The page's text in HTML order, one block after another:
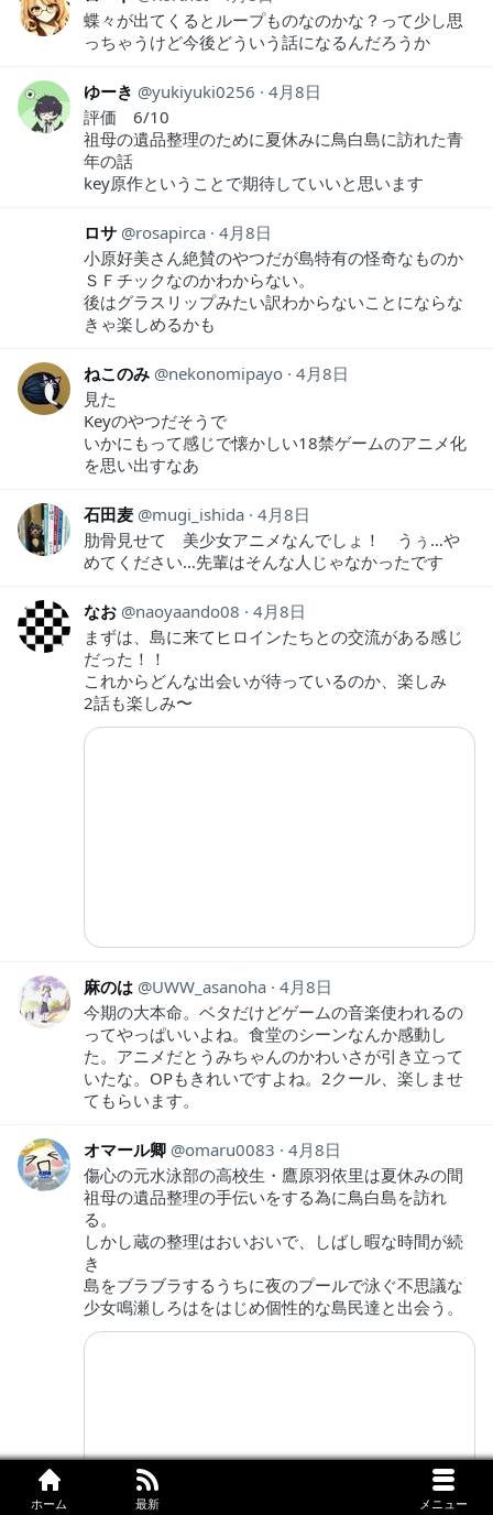
ホーム 最新 メニュー
蝶々が出てくるとループものなのかな？って少し思
っちゃうけど今後どういう話になるんだろうか
ゆーき yukiyuki0256
4月8日
評価 6/10
祖母の遺品整理のために夏休みに鳥白島に訪れた青
年の話
key原作ということで期待していいと思います
ロサ rosapirca 4月8日
小原好美さん絶賛のやつだが島特有の怪奇なものか
ＳＦチックなのかわからない。
後はグラスリップみたい訳わからないことにならな
きゃ楽しめるかも
ねこのみ nekonomipayo 4月8日
見た
Keyのやつだそうで
いかにもって感じで懐かしい18禁ゲームのアニメ化
を思い出すなあ
石田麦 mugi_ishida 4月8日
肋骨見せて 美少女アニメなんでしょ！ うぅ…や
めてください…先輩はそんな人じゃなかったです
なお naoyaando08
4月8日
まずは、島に来てヒロインたちとの交流がある感じ
だった！！
これからどんな出会いが待っているのか、楽しみ
2話も楽しみ〜
麻のは UWW_asanoha 4月8日
今期の大本命。ベタだけどゲームの音楽使われるの
ってやっぱいいよね。食堂のシーンなんか感動し
た。アニメだとうみちゃんのかわいさが引き立って
いたな。OPもきれいですよね。2クール、楽しませ
てもらいます。
オマール卿 omaru0083
4月8日
傷心の元水泳部の高校生・鷹原羽依里は夏休みの間
祖母の遺品整理の手伝いをする為に鳥白島を訪れ
る。
しかし蔵の整理はおいおいで、しばし暇な時間が続
き
島をブラブラするうちに夜のプールで泳ぐ不思議な
少女鳴瀬しろはをはじめ個性的な島民達と出会う。